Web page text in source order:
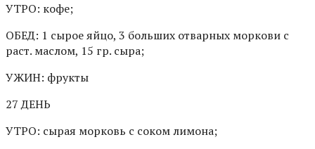
УТРО: кофе;
ОБЕД: 1 сырое яйцо, 3 больших отварных моркови с
раст. маслом, 15 гр. сыра;
УЖИН: фрукты
27 ДЕНЬ
УТРО: сырая морковь с соком лимона;